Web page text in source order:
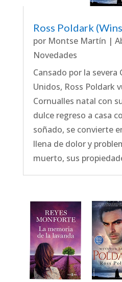
Ross Poldark
por Montse Martín |
Novedades
Cansado por la severa
Unidos, Ross Poldark
Cornualles natal con
dulce regreso a casa
soñado, se convierte
llena de dolor y
muerto, sus